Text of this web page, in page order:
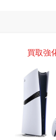
買取強